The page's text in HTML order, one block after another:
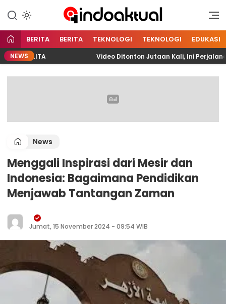
Indoaktual
Indonesia Aktual
BERITA BERITA TEKNOLOGI TEKNOLOGI EDUKASI
NEWS Video Ditonton Jutaan Kali, Ini Perjalanan
News
Menggali Inspirasi dari Mesir dan
Indonesia: Bagaimana Pendidikan
Menjawab Tantangan Zaman
Jumat, 15 November 2024 - 09:54 WIB